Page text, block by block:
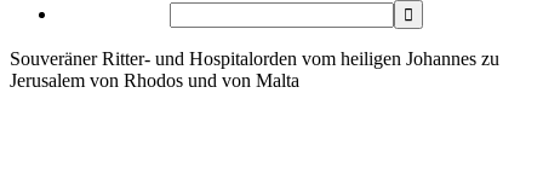
Souveräner Ritter- und Hospitalorden vom heiligen Johannes zu
Jerusalem von Rhodos und von Malta